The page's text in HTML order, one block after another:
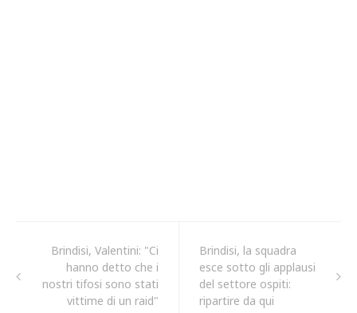
Brindisi, Valentini: "Ci
hanno detto che i
nostri tifosi sono stati
vittime di un raid"
Brindisi, la squadra
esce sotto gli applausi
del settore ospiti:
ripartire da qui